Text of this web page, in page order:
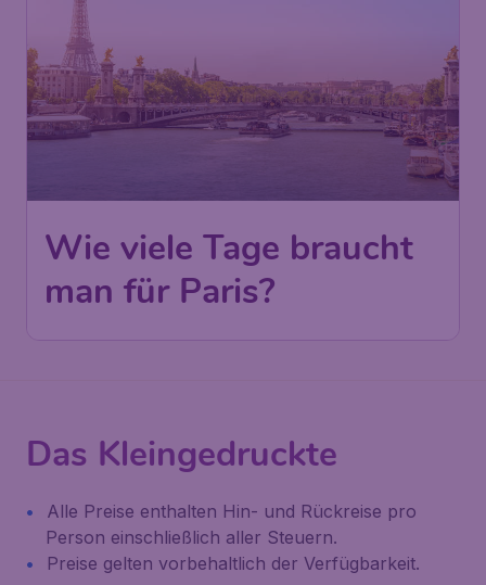
Wie viele Tage braucht
man für Paris?
Das Kleingedruckte
Alle Preise enthalten Hin- und Rückreise pro
Person einschließlich aller Steuern.
Preise gelten vorbehaltlich der Verfügbarkeit.